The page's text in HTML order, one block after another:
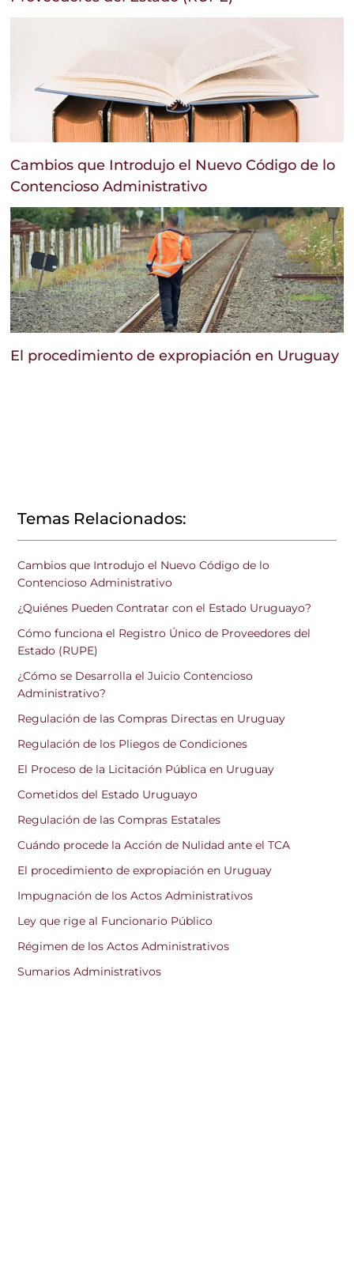
Cambios que Introdujo el Nuevo Código de lo
Contencioso Administrativo
El procedimiento de expropiación en Uruguay
Temas Relacionados:
Cambios que Introdujo el Nuevo Código de lo
Contencioso Administrativo
¿Quiénes Pueden Contratar con el Estado Uruguayo?
Cómo funciona el Registro Único de Proveedores del
Estado (RUPE)
¿Cómo se Desarrolla el Juicio Contencioso
Administrativo?
Regulación de las Compras Directas en Uruguay
Regulación de los Pliegos de Condiciones
El Proceso de la Licitación Pública en Uruguay
Cometidos del Estado Uruguayo
Regulación de las Compras Estatales
Cuándo procede la Acción de Nulidad ante el TCA
El procedimiento de expropiación en Uruguay
Impugnación de los Actos Administrativos
Ley que rige al Funcionario Público
Régimen de los Actos Administrativos
Sumarios Administrativos